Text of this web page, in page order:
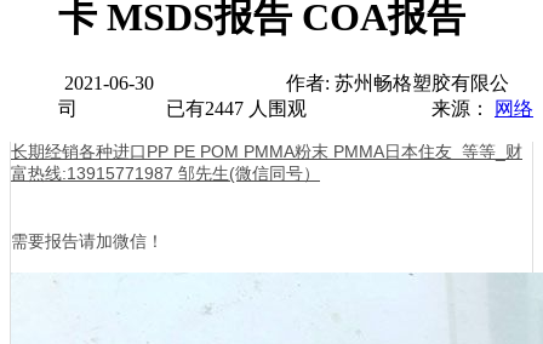
卡 MSDS报告 COA报告
2021-06-30
作者: 苏州畅格塑胶有限公
司
已有2447 人围观 来源： 网络
长期经销各种进口PP PE POM PMMA粉末 PMMA日本住友 等等_财
富热线:13915771987 邹先生(微信同号）
需要报告请加微信！